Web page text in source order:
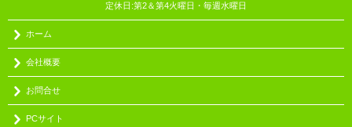
定休日:第2＆第4火曜日・毎週水曜日
ホーム
会社概要
お問合せ
PCサイト